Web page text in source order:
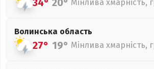
34° 20° Мінлива хмарність,
Волинська область
27° 19° Мінлива хмарність,